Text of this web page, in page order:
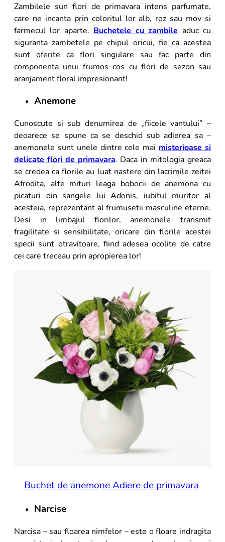
Zambilele sun flori de primavara intens parfumate,
care ne incanta prin coloritul lor alb, roz sau mov si
farmecul lor aparte. Buchetele cu zambile aduc cu
siguranta zambetele pe chipul oricui, fie ca acestea
sunt oferite ca flori singulare sau fac parte din
componenta unui frumos cos cu flori de sezon sau
aranjament floral impresionant!
Anemone
Cunoscute si sub denumirea de „fiicele vantului” –
deoarece se spune ca se deschid sub adierea sa –
anemonele sunt unele dintre cele mai misterioase si
delicate flori de primavara. Daca in mitologia greaca
se credea ca florile au luat nastere din lacrimile zeitei
Afrodita, alte mituri leaga bobocii de anemona cu
picaturi din sangele lui Adonis, iubitul muritor al
acesteia, reprezentant al frumusetii masculine eterne.
Desi in limbajul florilor, anemonele transmit
fragilitate si sensibilitate, oricare din florile acestei
specii sunt otravitoare, fiind adesea ocolite de catre
cei care treceau prin apropierea lor!
Buchet de anemone Adiere de primavara
Narcise
Narcisa – sau floarea nimfelor – este o floare indragita